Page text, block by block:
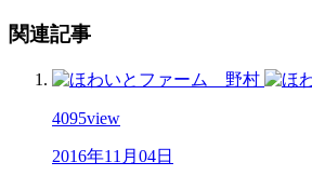
関連記事
4095view
2016年11月04日